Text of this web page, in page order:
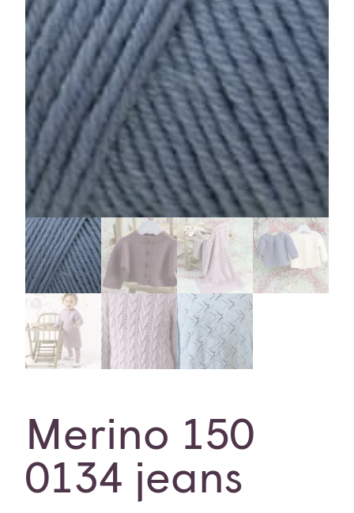
Merino 150
0134 jeans